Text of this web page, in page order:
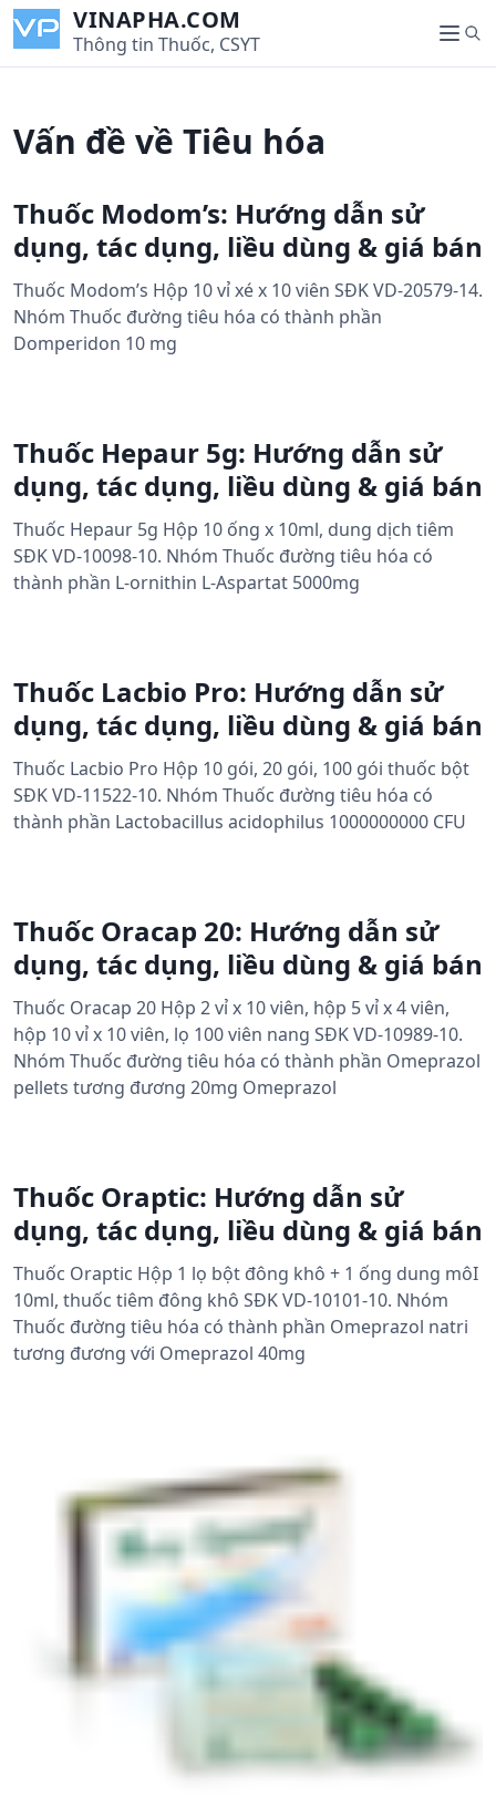
i
VINAPHA.COM
Thông tin Thuốc, CSYT
M
e
S
e
Vấn đề về Tiêu hóa
Thuốc Modom’s: Hướng dẫn sử
dụng, tác dụng, liều dùng & giá bán
Thuốc Modom’s Hộp 10 vỉ xé x 10 viên SĐK VD-20579-14.
Nhóm Thuốc đường tiêu hóa có thành phần
Domperidon 10 mg
Thuốc Hepaur 5g: Hướng dẫn sử
dụng, tác dụng, liều dùng & giá bán
Thuốc Hepaur 5g Hộp 10 ống x 10ml, dung dịch tiêm
SĐK VD-10098-10. Nhóm Thuốc đường tiêu hóa có
thành phần L-ornithin L-Aspartat 5000mg
Thuốc Lacbio Pro: Hướng dẫn sử
dụng, tác dụng, liều dùng & giá bán
Thuốc Lacbio Pro Hộp 10 gói, 20 gói, 100 gói thuốc bột
SĐK VD-11522-10. Nhóm Thuốc đường tiêu hóa có
thành phần Lactobacillus acidophilus 1000000000 CFU
Thuốc Oracap 20: Hướng dẫn sử
dụng, tác dụng, liều dùng & giá bán
Thuốc Oracap 20 Hộp 2 vỉ x 10 viên, hộp 5 vỉ x 4 viên,
hộp 10 vỉ x 10 viên, lọ 100 viên nang SĐK VD-10989-10.
Nhóm Thuốc đường tiêu hóa có thành phần Omeprazol
pellets tương đương 20mg Omeprazol
Thuốc Oraptic: Hướng dẫn sử
dụng, tác dụng, liều dùng & giá bán
Thuốc Oraptic Hộp 1 lọ bột đông khô + 1 ống dung môI
10ml, thuốc tiêm đông khô SĐK VD-10101-10. Nhóm
Thuốc đường tiêu hóa có thành phần Omeprazol natri
tương đương với Omeprazol 40mg